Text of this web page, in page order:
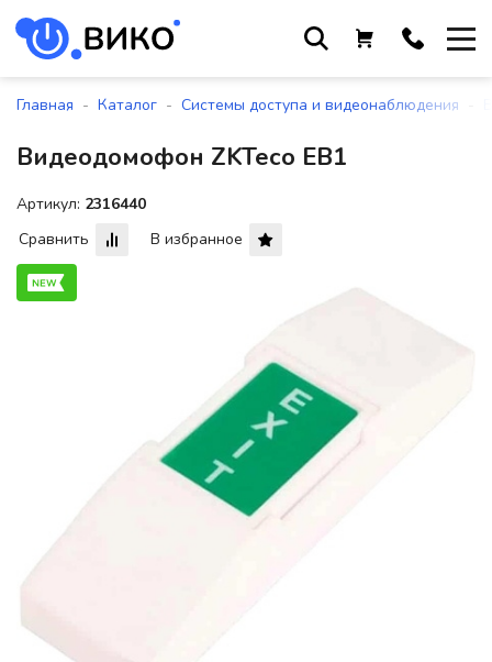
с понедельника по пятницу
+375 44 564 01 13
+375 29 861 18 28
sales@viko-t.by
Оплата и доставка
Контакты
220118, г. Минск, ул. Крупской, д.
17, пом. 38, оф. №1
Главная - Каталог - Системы доступа и видеонаблюдения
Видеодомофон ZKTeco EB1
Артикул: 2316440
Сравнить
В избранное